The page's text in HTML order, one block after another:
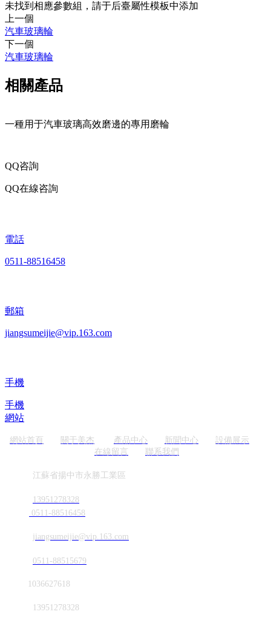
未找到相應參數組，請于后臺屬性模板中添加
上一個
汽車玻璃輪
下一個
汽車玻璃輪
相關產品
一種用于汽車玻璃高效磨邊的專用磨輪
QQ咨詢
QQ在線咨詢
電話
0511-88516458
郵箱
jiangsumeijie@vip.163.com
手機
手機
網站
網站首頁 關于美杰 產品中心 新聞中心
設備展示
在線留言
聯系我們
江蘇省揚中市永勝工業區
13951278328
0511-88516458
jiangsumeijie@vip.163.com
0511-88515679
1036627618
13951278328